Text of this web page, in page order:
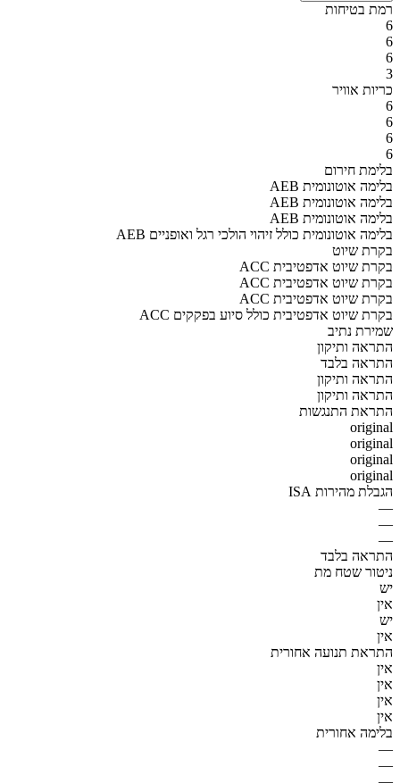
רמת בטיחות
6
6
6
3
כריות אוויר
6
6
6
6
בלימת חירום
AEB בלימה אוטונומית
AEB בלימה אוטונומית
AEB בלימה אוטונומית
AEB בלימה אוטונומית כולל זיהוי הולכי רגל ואופניים
בקרת שיוט
ACC בקרת שיוט אדפטיבית
ACC בקרת שיוט אדפטיבית
ACC בקרת שיוט אדפטיבית
ACC בקרת שיוט אדפטיבית כולל סיוע בפקקים
שמירת נתיב
התראה ותיקון
התראה בלבד
התראה ותיקון
התראה ותיקון
התראת התנגשות
original
original
original
original
הגבלת מהירות ISA
—
—
—
התראה בלבד
ניטור שטח מת
יש
אין
יש
אין
התראת תנועה אחורית
אין
אין
אין
אין
בלימה אחורית
—
—